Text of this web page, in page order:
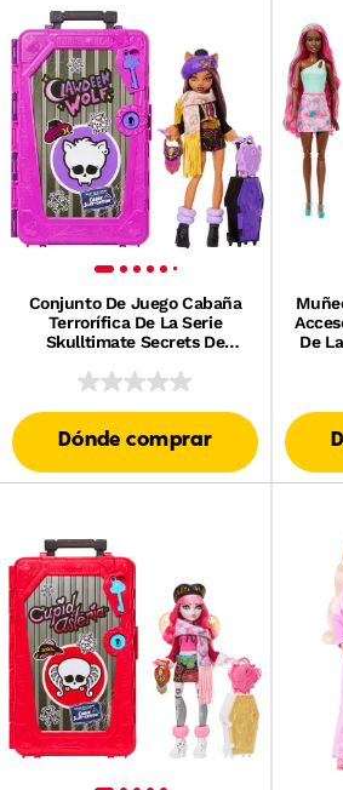
Conjunto De Juego Cabaña
Terrorífica De La Serie
Skulltimate Secrets De
Muñeca Clawdeen Wolf Y
Dónde comprar
De